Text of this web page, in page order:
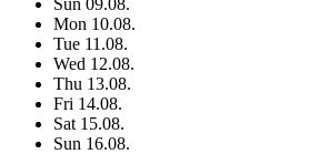
Sun 09.08.
Mon 10.08.
Tue 11.08.
Wed 12.08.
Thu 13.08.
Fri 14.08.
Sat 15.08.
Sun 16.08.